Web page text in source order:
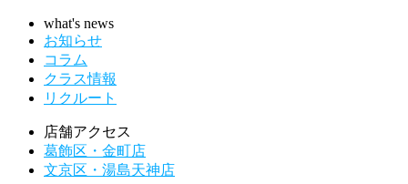
what's news
お知らせ
コラム
クラス情報
リクルート
店舗アクセス
葛飾区・金町店
文京区・湯島天神店